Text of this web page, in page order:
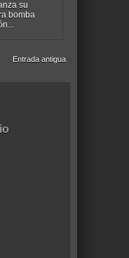
su
bomba
Entrada antigua